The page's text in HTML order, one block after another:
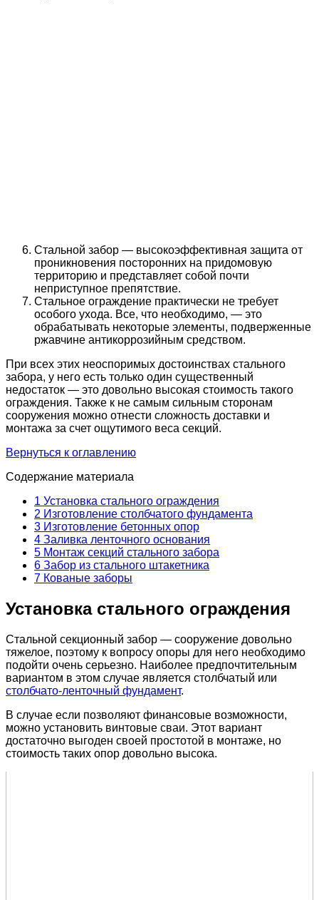
Стальной забор — высокоэффективная защита от
проникновения посторонних на придомовую
территорию и представляет собой почти
неприступное препятствие.
Стальное ограждение практически не требует
особого ухода. Все, что необходимо, — это
обрабатывать некоторые элементы, подверженные
ржавчине антикоррозийным средством.
При всех этих неоспоримых достоинствах стального
забора, у него есть только один существенный
недостаток — это довольно высокая стоимость такого
ограждения. Также к не самым сильным сторонам
сооружения можно отнести сложность доставки и
монтажа за счет ощутимого веса секций.
Вернуться к оглавлению
Содержание материала
1 Установка стального ограждения
2 Изготовление столбчатого фундамента
3 Изготовление бетонных опор
4 Заливка ленточного основания
5 Монтаж секций стального забора
6 Забор из стального штакетника
7 Кованые заборы
Установка стального ограждения
Стальной секционный забор — сооружение довольно
тяжелое, поэтому к вопросу опоры для него необходимо
подойти очень серьезно. Наиболее предпочтительным
вариантом в этом случае является столбчатый или
столбчато-ленточный фундамент.
В случае если позволяют финансовые возможности,
можно установить винтовые сваи. Этот вариант
достаточно выгоден своей простотой в монтаже, но
стоимость таких опор довольно высока.